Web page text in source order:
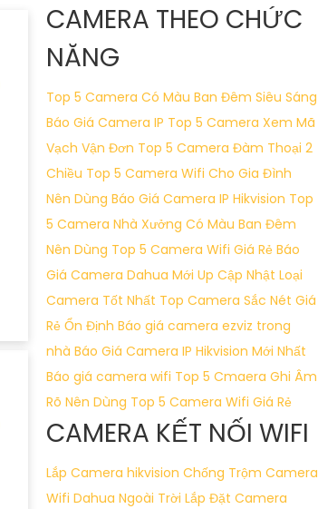
CAMERA THEO CHỨC
NĂNG
Top 5 Camera Có Màu Ban Đêm Siêu Sáng
Báo Giá Camera IP Top 5 Camera Xem Mã
Vạch Vận Đơn Top 5 Camera Đàm Thoại 2
Chiều Top 5 Camera Wifi Cho Gia Đình
Nên Dùng Báo Giá Camera IP Hikvision Top
5 Camera Nhà Xưởng Có Màu Ban Đêm
Nên Dùng Top 5 Camera Wifi Giá Rẻ Báo
Giá Camera Dahua Mới Up Cập Nhật Loại
Camera Tốt Nhất Top Camera Sắc Nét Giá
Rẻ Ổn Định Báo giá camera ezviz trong
nhà Báo Giá Camera IP Hikvision Mới Nhất
Báo giá camera wifi Top 5 Cmaera Ghi Âm
Rõ Nên Dùng Top 5 Camera Wifi Giá Rẻ
CAMERA KẾT NỐI WIFI
Lắp Camera hikvision Chống Trộm Camera
Wifi Dahua Ngoài Trời Lắp Đặt Camera